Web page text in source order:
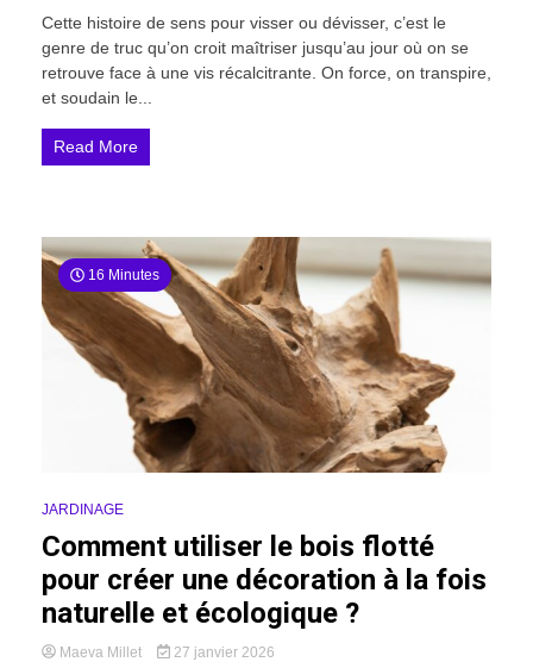
Cette histoire de sens pour visser ou dévisser, c’est le
genre de truc qu’on croit maîtriser jusqu’au jour où on se
retrouve face à une vis récalcitrante. On force, on transpire,
et soudain le...
Read More
16 Minutes
JARDINAGE
Comment utiliser le bois flotté
pour créer une décoration à la fois
naturelle et écologique ?
Maeva Millet 27 janvier 2026